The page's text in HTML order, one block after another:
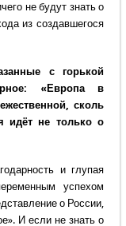
не будут знать о
из создавшегося
с горькой
«Европа в
сколь
идёт не только о
и глупая
успехом
о России,
И если не знать о